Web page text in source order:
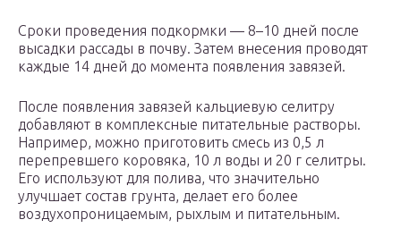
Сроки проведения подкормки — 8–10 дней после
высадки рассады в почву. Затем внесения проводят
каждые 14 дней до момента появления завязей.
После появления завязей кальциевую селитру
добавляют в комплексные питательные растворы.
Например, можно приготовить смесь из 0,5 л
перепревшего коровяка, 10 л воды и 20 г селитры.
Его используют для полива, что значительно
улучшает состав грунта, делает его более
воздухопроницаемым, рыхлым и питательным.